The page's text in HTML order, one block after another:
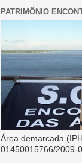
PATRIMÔNIO
Área demarcada
01450015766/2009-